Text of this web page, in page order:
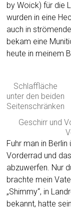
by Woick) für die
wurden in eine
auch in
bekam eine
heute in meinem
Schlaffläche
unter den beiden
Seitenschränken
Geschirr und
Fuhr man in
Vorderrad und
abzuwerfen. Nur
brachte mein
„Shimmy“, in
bekannt, hatte